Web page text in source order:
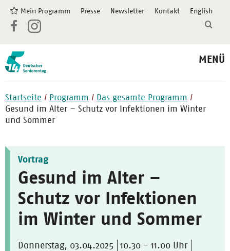
Mein Programm Presse Newsletter Kontakt English
MENÜ
Startseite Programm
Das gesamte Programm
Gesund im Alter – Schutz vor Infektionen im Winter
und Sommer
Vortrag
Gesund im Alter –
Schutz vor Infektionen
im Winter und Sommer
Donnerstag, 03.04.2025
10.30 - 11.00 Uhr